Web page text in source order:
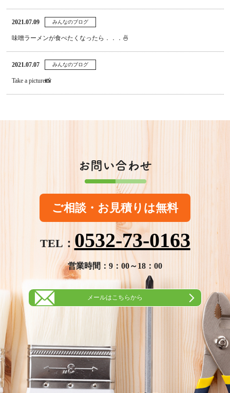
2021.07.09 みんなのブログ
味噌ラーメンが食べたくなったら．．．🍜
2021.07.07 みんなのブログ
Take a picture📸
お問い合わせ
ご相談・お見積りは無料
TEL： 0532-73-0163
営業時間：9：00～18：00
メールはこちらから